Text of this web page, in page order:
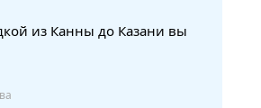
из Канны до Казани вы